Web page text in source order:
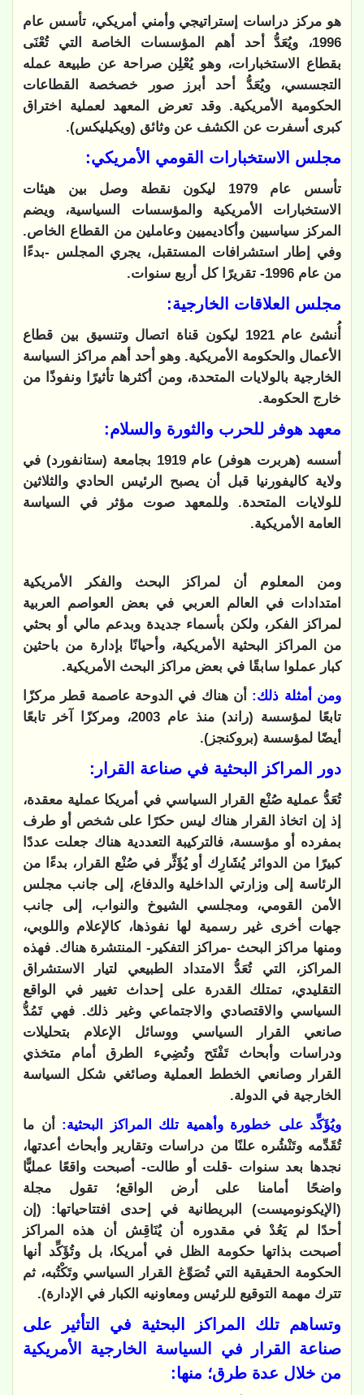
هو مركز دراسات إستراتيجي وأمني أمريكي، تأسس عام
1996، ويُعَدُّ أحد أهم المؤسسات الخاصة التي تُعْنَى
بقطاع الاستخبارات، وهو يُعْلِن صراحة عن طبيعة عمله
التجسسي، ويُعَدُّ أحد أبرز صور خصخصة القطاعات
الحكومية الأمريكية. وقد تعرض المعهد لعملية اختراق
كبرى أسفرت عن الكشف عن وثائق (ويكيليكس).
مجلس الاستخبارات القومي الأمريكي:
تأسس عام 1979 ليكون نقطة وصل بين هيئات
الاستخبارات الأمريكية والمؤسسات السياسية، ويضم
المركز سياسيين وأكاديميين وعاملين من القطاع الخاص.
وفي إطار استشرافات المستقبل، يجري المجلس -بدءًا
من عام 1996- تقريرًا كل أربع سنوات.
مجلس العلاقات الخارجية:
أُنشئ عام 1921 ليكون قناة اتصال وتنسيق بين قطاع
الأعمال والحكومة الأمريكية. وهو أحد أهم مراكز السياسة
الخارجية بالولايات المتحدة، ومن أكثرها تأثيرًا ونفوذًا من
خارج الحكومة.
معهد هوفر للحرب والثورة والسلام:
أسسه (هربرت هوفر) عام 1919 بجامعة (ستانفورد) في
ولاية كاليفورنيا قبل أن يصبح الرئيس الحادي والثلاثين
للولايات المتحدة. وللمعهد صوت مؤثر في السياسة
العامة الأمريكية.
ومن المعلوم أن لمراكز البحث والفكر الأمريكية
امتدادات في العالم العربي في بعض العواصم العربية
لمراكز الفكر، ولكن بأسماء جديدة وبدعم مالي أو بحثي
من المراكز البحثية الأمريكية، وأحيانًا بإدارة من باحثين
كبار عملوا سابقًا في بعض مراكز البحث الأمريكية.
ومن أمثلة ذلك: أن هناك في الدوحة عاصمة قطر مركزًا
تابعًا لمؤسسة (راند) منذ عام 2003، ومركزًا آخر تابعًا
أيضًا لمؤسسة (بروكنجز).
دور المراكز البحثية في صناعة القرار:
تُعَدُّ عملية صُنْع القرار السياسي في أمريكا عملية معقدة،
إذ إن اتخاذ القرار هناك ليس حكرًا على شخص أو طرف
بمفرده أو مؤسسة، فالتركيبة التعددية هناك جعلت عددًا
كبيرًا من الدوائر يُشَارِك أو يُؤَثِّر في صُنْع القرار، بدءًا من
الرئاسة إلى وزارتي الداخلية والدفاع، إلى جانب مجلس
الأمن القومي، ومجلسي الشيوخ والنواب، إلى جانب
جهات أخرى غير رسمية لها نفوذها، كالإعلام واللوبي،
ومنها مراكز البحث -مراكز التفكير- المنتشرة هناك. فهذه
المراكز، التي تُعَدُّ الامتداد الطبيعي لتيار الاستشراق
التقليدي، تمتلك القدرة على إحداث تغيير في الواقع
السياسي والاقتصادي والاجتماعي وغير ذلك. فهي تَمُدُّ
صانعي القرار السياسي ووسائل الإعلام بتحليلات
ودراسات وأبحاث تَفْتَح وتُضِيء الطرق أمام متخذي
القرار وصانعي الخطط العملية وصائغي شكل السياسة
الخارجية في الدولة.
ويُؤَكِّد على خطورة وأهمية تلك المراكز البحثية: أن ما
تُقَدِّمه وتَنْشُره علنًا من دراسات وتقارير وأبحاث أعدتها،
نجدها بعد سنوات -قلت أو طالت- أصبحت واقعًا عمليًّا
واضحًا أمامنا على أرض الواقع؛ تقول مجلة
(الإيكونوميست) البريطانية في إحدى افتتاحياتها: (إن
أحدًا لم يَعُدْ في مقدوره أن يُنَاقِش أن هذه المراكز
أصبحت بذاتها حكومة الظل في أمريكا، بل وتُؤَكِّد أنها
الحكومة الحقيقية التي تُصَوِّغ القرار السياسي وتَكْتُبه، ثم
تترك مهمة التوقيع للرئيس ومعاونيه الكبار في الإدارة).
وتساهم تلك المراكز البحثية في التأثير على
صناعة القرار في السياسة الخارجية الأمريكية
من خلال عدة طرق؛ منها: